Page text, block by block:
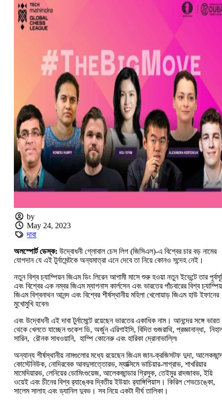
by
May 24, 2023
দাবা
অলস্পোর্ট ডেস্ক: উদ্বোধনী গ্লোবাল চেস লিগ (জিসিএল)-এ বিশ্বের চার বড় নামের
যোগদান যে এই টুর্নামেন্টকে অন্যমাত্রা এনে দেবে তা নিয়ে কোনও সন্দেহ নেই।
নতুন বিশ্ব চ্যাম্পিয়ন জিএম ডিং লিরেন আগামী মাসে শুরু হওয়া নতুন ইভেন্টে তার
এবং বিশ্বের এক নম্বর জিএম ম্যাগনাস কার্লসেন এবং ভারতের পাঁচবারের বিশ্ব
জিএম বিশ্বনাথন আনন্দ এবং বিশ্বের শীর্ষস্থানীয় মহিলা খেলোয়াড় জিএম হাউ ইফানের
মুখোমুখি হবেন৷
এবং উদ্বোধনী এই দাবা টুর্নামেন্টে রয়েছেন ভারতের একাধিক নাম। আনন্দের সঙ্গে ভারত
থেকে খেলতে যাচ্ছেন গুকেশ ডি, অর্জুন এরিগাইসি, বিদিত গুজরাথি, প্রজ্ঞানান্ধা,
সারিন, রৌনক সাধওয়ানি, হাম্পি কোনেরু এবং হারিকা দ্রোনাভাল্লি৷
অন্যান্য শীর্ষস্থানীয় নামগুলোর মধ্যে রয়েছেন জিএম জান-ক্রজিসটফ দুদা,
কোস্টেনিউক, নোদিরবেক আবদুসাত্তোরভ, ম্যাক্সিমে ভাচিয়ার-লাগ্রাভ, শাখরিয়ার
মামেদিয়ারভ, লেনিয়ের ডোমিংগুয়েজ, আলেকজান্ডার গ্রিসুক, তেইমুর রাদজাবভ, ইয়ি
ওয়েই এবং চীনের বিশ্ব র‍্যাঙ্কের দ্বিতীয় ইউয়াং র‍্যাঙ্গিপিয়াস। কিরিল শেভচেঙ্কো,
সালেম সালাহ এবং ড্যানিল দুবভ। সব নিয়ে একটা দীর্ঘ তালিকা।